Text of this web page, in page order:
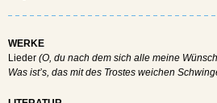
WERKE
Lieder (O, du nach dem sich alle meine
Was ist’s, das mit des Trostes weichen